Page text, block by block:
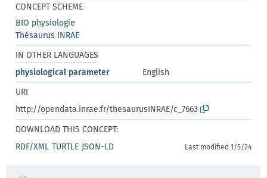
CONCEPT SCHEME
BIO physiologie
Thésaurus INRAE
IN OTHER LANGUAGES
physiological parameter
English
URI
http://opendata.inrae.fr/thesaurusINRAE/c_7663
DOWNLOAD THIS CONCEPT:
RDF/XML TURTLE JSON-LD Last modified 1/5/24